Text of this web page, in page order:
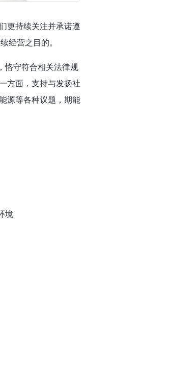
更持续关注并承诺遵
经营之目的。
恪守符合相关法律规
方面，支持与发扬社
源等各种议题，期能
境